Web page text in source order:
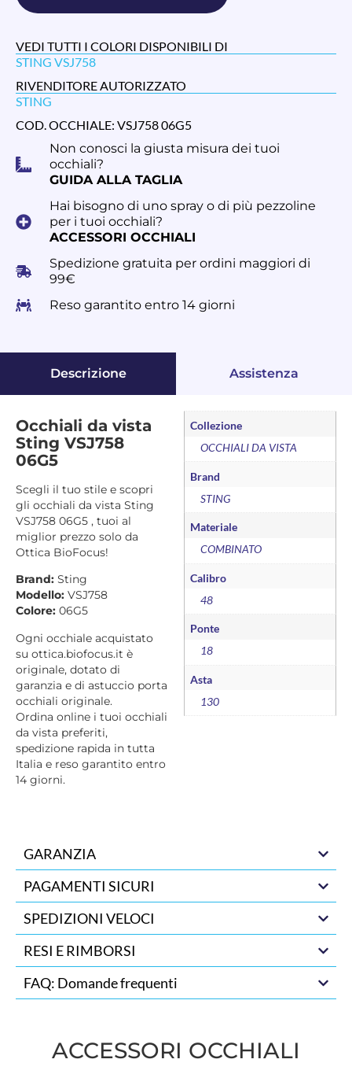
VEDI TUTTI I COLORI DISPONIBILI DI
STING VSJ758
RIVENDITORE AUTORIZZATO
STING
COD. OCCHIALE: VSJ758 06G5
Non conosci la giusta misura dei tuoi
occhiali?
GUIDA ALLA TAGLIA
Hai bisogno di uno spray o di più pezzoline
per i tuoi occhiali?
ACCESSORI OCCHIALI
Spedizione gratuita per ordini maggiori di
99€
Reso garantito entro 14 giorni
Descrizione Assistenza
Occhiali da vista
Sting VSJ758
06G5
Scegli il tuo stile e scopri
gli occhiali da vista Sting
VSJ758 06G5 , tuoi al
miglior prezzo solo da
Ottica BioFocus!
Brand: Sting
Modello: VSJ758
Colore: 06G5
Ogni occhiale acquistato
su ottica.biofocus.it è
originale, dotato di
garanzia e di astuccio porta
occhiali originale.
Ordina online i tuoi occhiali
da vista preferiti,
spedizione rapida in tutta
Italia e reso garantito entro
14 giorni.
Collezione
OCCHIALI DA VISTA
Brand
STING
Materiale
COMBINATO
Calibro
48
Ponte
18
Asta
130
GARANZIA
PAGAMENTI SICURI
SPEDIZIONI VELOCI
RESI E RIMBORSI
FAQ: Domande frequenti
ACCESSORI OCCHIALI